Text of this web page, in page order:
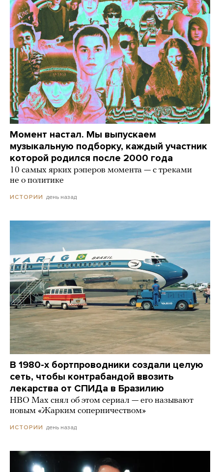
Момент настал. Мы выпускаем
музыкальную подборку, каждый участник
которой родился после 2000 года
10 самых ярких рэперов момента — с треками
не о политике
ИСТОРИИ день назад
В 1980-х бортпроводники создали целую
сеть, чтобы контрабандой ввозить
лекарства от СПИДа в Бразилию
HBO Max снял об этом сериал — его называют
новым «Жарким соперничеством»
ИСТОРИИ день назад